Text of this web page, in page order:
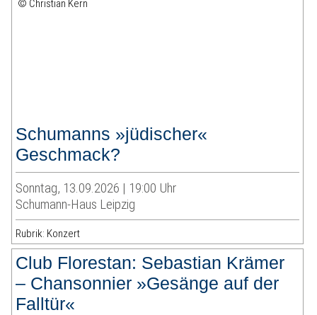
Schumanns »jüdischer«
Geschmack?
Sonntag, 13.09.2026 | 19:00 Uhr
Schumann-Haus Leipzig
Rubrik: Konzert
Club Florestan: Sebastian Krämer
– Chansonnier »Gesänge auf der
Falltür«